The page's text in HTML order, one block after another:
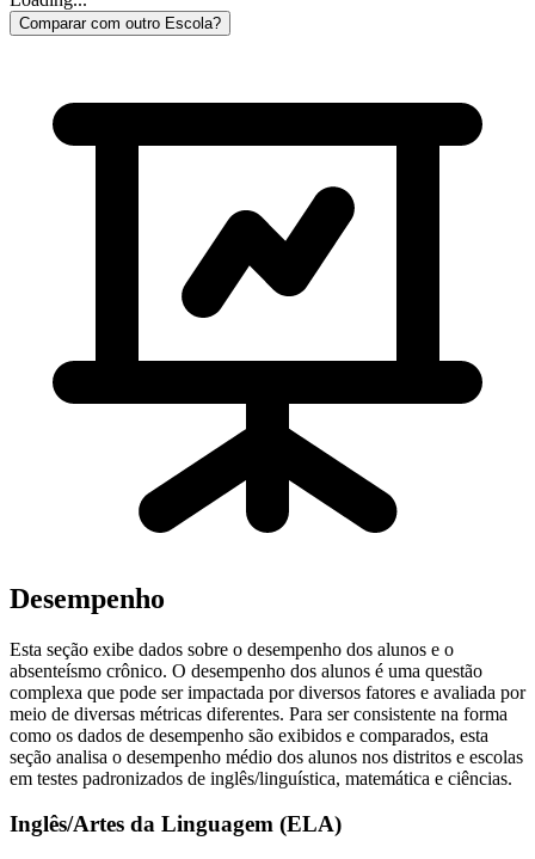
Comparar com outro Escola?
Desempenho
Esta seção exibe dados sobre o desempenho dos alunos e o
absenteísmo crônico. O desempenho dos alunos é uma questão
complexa que pode ser impactada por diversos fatores e avaliada por
meio de diversas métricas diferentes. Para ser consistente na forma
como os dados de desempenho são exibidos e comparados, esta
seção analisa o desempenho médio dos alunos nos distritos e escolas
em testes padronizados de inglês/linguística, matemática e ciências.
Inglês/Artes da Linguagem (ELA)